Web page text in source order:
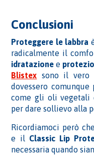
Conclusioni
Proteggere le labbra
radicalmente il
idratazione e
Blistex sono il vero
dovessero
come gli oli
per dare sollievo alla
Ricordiamoci però
e il Classic Lip
necessaria quando